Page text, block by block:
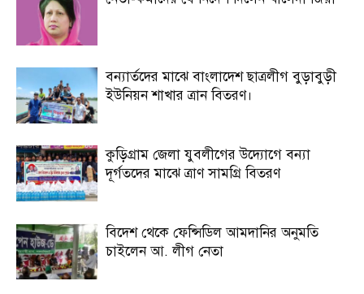
বন্যার্তদের মাঝে বাংলাদেশ ছাত্রলীগ বুড়াবুড়ী
ইউনিয়ন শাখার ত্রান বিতরণ।
কুড়িগ্রাম জেলা যুবলীগের উদ্যোগে বন্যা
দূর্গতদের মাঝে ত্রাণ সামগ্রি বিতরণ
বিদেশ থেকে ফেন্সিডিল আমদানির অনুমতি
চাইলেন আ. লীগ নেতা